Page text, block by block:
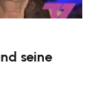
seine